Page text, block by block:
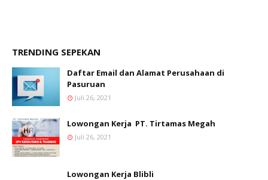
TRENDING SEPEKAN
Daftar Email dan Alamat Perusahaan di
Pasuruan
Juli 26, 2021
Lowongan Kerja PT. Tirtamas Megah
Juli 26, 2021
Lowongan Kerja Blibli